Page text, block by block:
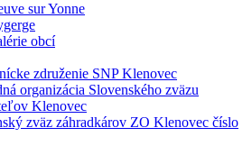
sur Yonne
obcí
združenie SNP Klenovec
organizácia Slovenského zväzu
Klenovec
zväz záhradkárov ZO Klenovec číslo